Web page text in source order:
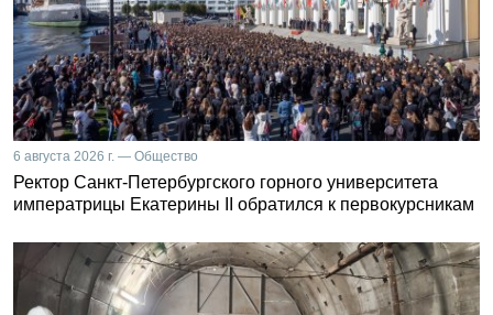
6 августа 2026 г. — Общество
Ректор Санкт-Петербургского горного университета
императрицы Екатерины II обратился к первокурсникам